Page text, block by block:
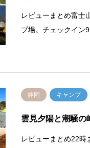
レビューまとめ富士
プ場。チェックイン
静岡 キャンプ
雲見夕陽と潮騒の
レビューまとめ22時